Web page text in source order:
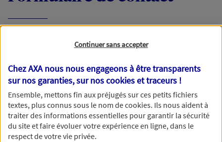
demande, nous vous répondrons dans les
meilleurs délais par mail ou par téléphone.
Votre message :
Continuer sans accepter
Chez AXA nous nous engageons à être transparents
sur nos garanties, sur noscookies et traceurs !
Ensemble, mettons fin aux préjugés sur ces petits fichiers
textes, plus connus sous le nom decookies. Ils nous aident à
traiter des informations essentielles pour garantir la sécurité
du site et faire évoluer votre expérience en ligne, dans le
respect de votre vie privée.